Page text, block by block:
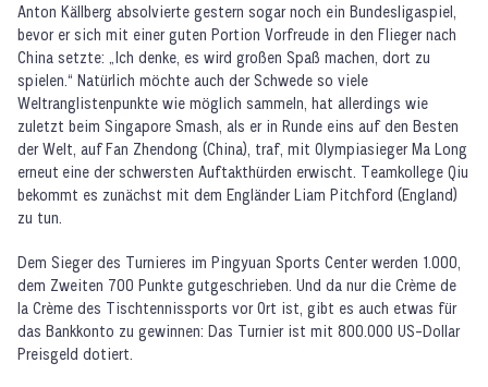
Anton Källberg absolvierte gestern sogar noch ein Bundesligaspiel,
bevor er sich mit einer guten Portion Vorfreude in den Flieger nach
China setzte: „Ich denke, es wird großen Spaß machen, dort zu
spielen.“ Natürlich möchte auch der Schwede so viele
Weltranglistenpunkte wie möglich sammeln, hat allerdings wie
zuletzt beim Singapore Smash, als er in Runde eins auf den Besten
der Welt, auf Fan Zhendong (China), traf, mit Olympiasieger Ma Long
erneut eine der schwersten Auftakthürden erwischt. Teamkollege Qiu
bekommt es zunächst mit dem Engländer Liam Pitchford (England)
zu tun.
Dem Sieger des Turnieres im Pingyuan Sports Center werden 1.000,
dem Zweiten 700 Punkte gutgeschrieben. Und da nur die Crème de
la Crème des Tischtennissports vor Ort ist, gibt es auch etwas für
das Bankkonto zu gewinnen: Das Turnier ist mit 800.000 US-Dollar
Preisgeld dotiert.